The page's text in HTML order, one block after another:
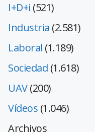
I+D+i (521)
Industria (2.581)
Laboral (1.189)
Sociedad (1.618)
UAV(200)
Vídeos (1.046)
Archivos